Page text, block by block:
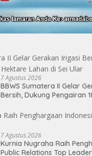
7 Agustus 2026
BBWS Sumatera II Gelar
Bersih, Dukung Pengairan
7 Agustus 2026
Kurnia Nugraha Raih
Public Relations Top